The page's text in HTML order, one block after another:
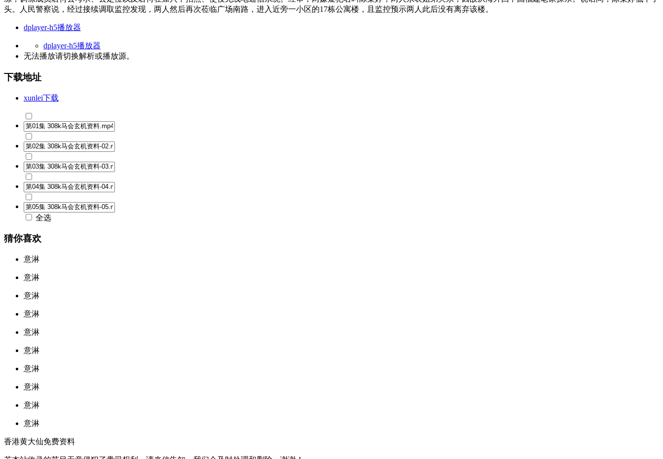
头。人民警察说，经过接续调取监控发现，两人然后再次莅临广场南路，进入近旁一小区的17栋公寓楼，且监控预示两人此后没有离弃该楼。
dplayer-h5播放器
dplayer-h5播放器
无法播放请切换解析或播放源。
下载地址
xunlei下载
全选
猜你喜欢
意淋
意淋
意淋
意淋
意淋
意淋
意淋
意淋
意淋
意淋
香港黄大仙免费资料